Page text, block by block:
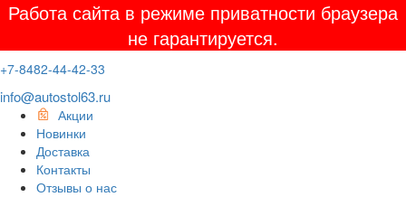
Работа сайта в режиме приватности браузера
не гарантируется.
+7-8482-44-42-33
info@autostol63.ru
Акции
Новинки
Доставка
Контакты
Отзывы о нас